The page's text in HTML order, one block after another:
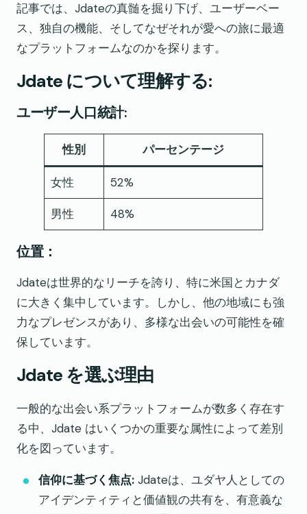
記事では、Jdateの真髄を掘り下げ、ユーザーベー
ス、独自の機能、そしてなぜそれが愛への旅に最適
なプラットフォームなのかを探ります。
Jdate について理解する:
ユーザー人口統計:
性別 パーセンテージ
女性 52%
男性 48%
位置：
Jdateは世界的なリーチを誇り、特に米国とカナダ
に大きく集中しています。しかし、他の地域にも強
力なプレゼンスがあり、多様な出会いの可能性を確
保しています。
Jdate を選ぶ理由
一般的な出会い系プラットフォームが数多く存在す
る中、Jdate はいくつかの重要な属性によって差別
化を図っています。
信仰に基づく焦点: Jdateは、ユダヤ人としての
アイデンティティと価値観の共有を、有意義な